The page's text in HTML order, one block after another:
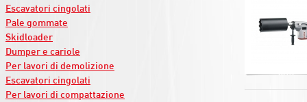
Escavatori cingolati
Pale gommate
Skidloader
Dumper e cariole
Per lavori di demolizione
Escavatori cingolati
Per lavori di compattazione